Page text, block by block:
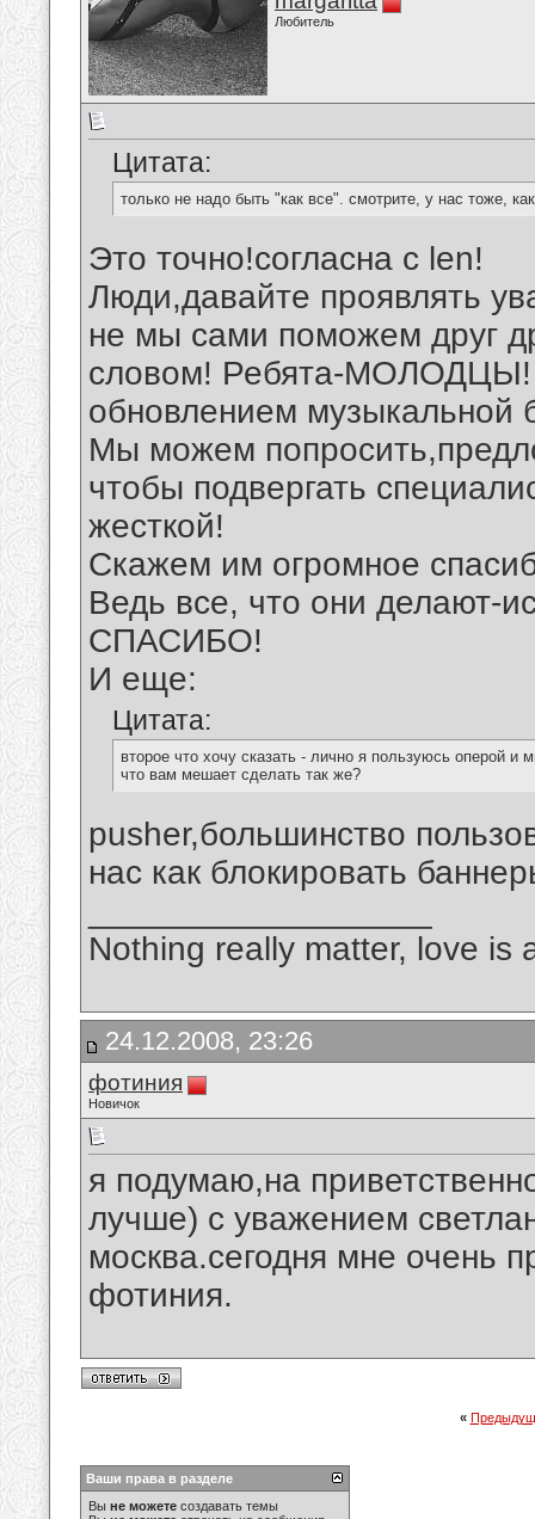
Любитель
Цитата:
только не надо быть "как все". смотрите, у нас тоже,
Это точно!согласна с len!
Люди,давайте проявлять
не мы сами поможем друг
словом! Ребята-МОЛОДЦЫ!
обновлением музыкальной
Мы можем
чтобы подвергать
жесткой!
Скажем им огромное
Ведь все, что они делают-
СПАСИБО!
И еще:
Цитата:
второе что хочу сказать - лично я пользуюсь оперой
что вам мешает сделать так же?
pusher,большинство
нас как блокировать
Nothing really matter, love is
24.12.2008, 23:26
фотиния
Новичок
я подумаю,на
лучше) с уважением
москва.сегодня мне очень
фотиния.
«
Ваши права в разделе
Вы не можете создавать темы